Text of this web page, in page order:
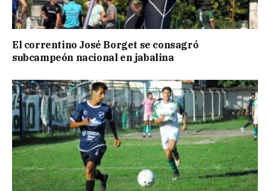
El correntino José Borget se consagró
subcampeón nacional en jabalina